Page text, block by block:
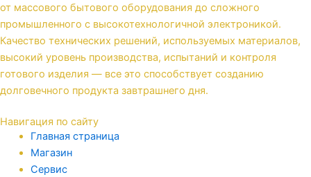
от массового бытового оборудования до сложного
промышленного с высокотехнологичной электроникой.
Качество технических решений, используемых материалов,
высокий уровень производства, испытаний и контроля
готового изделия — все это способствует созданию
долговечного продукта завтрашнего дня.
Навигация по сайту
Главная страница
Магазин
Сервис